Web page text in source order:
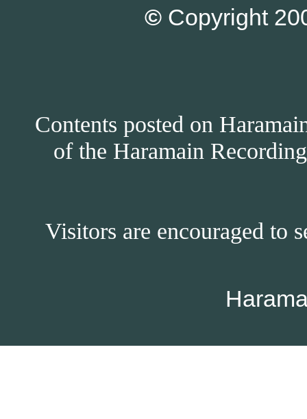
© Copyright
Contents posted on
of the Haramain
Visitors are encouraged to